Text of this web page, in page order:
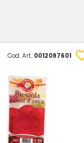
Cod. Art. 0012097601